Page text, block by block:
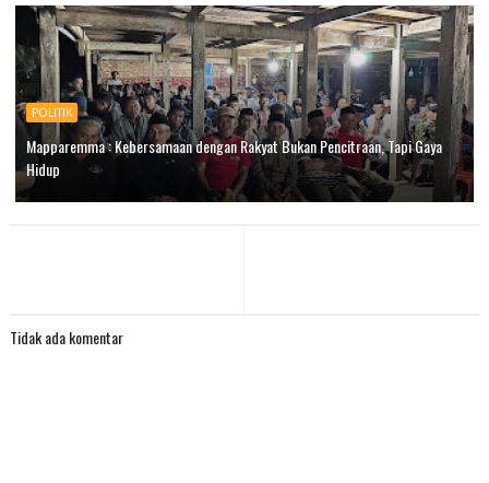
POLITIK
Mapparemma : Kebersamaan dengan Rakyat Bukan Pencitraan, Tapi Gaya
Hidup
Tidak ada komentar